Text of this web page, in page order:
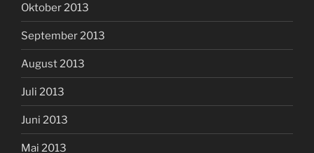
Oktober 2013
September 2013
August 2013
Juli 2013
Juni 2013
Mai 2013